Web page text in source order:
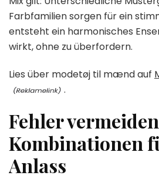
Farbfamilien sorgen für ein
entsteht ein harmonisches
wirkt, ohne zu überfordern.
Lies über modetøj til mænd auf
.
Fehler
Kombinationen
Anlass